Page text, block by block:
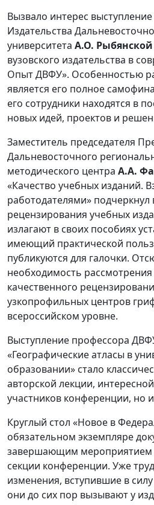
Вызвало интерес
Издательства
университета А.О. Рыбянской
вузовского издательства в
Опыт ДВФУ». Особенностью
является его полное
его сотрудники находятся в
новых идей, проектов и
Заместитель председателя
Дальневосточного
методического центра А.А.
«Качество учебных изданий.
работодателями» подчеркнул
рецензирования учебных
излагают в своих пособиях
имеющий практической
публикуются для галочки.
необходимость
качественного
узкопрофильных центров
всероссийском уровне.
Выступление профессора
«Географические атласы в
образовании» стало
авторской лекции,
участников конференции, но
Круглый стол «Новое в
обязательном экземпляре
завершающим мероприятием
секции конференции. Уже
изменения, вступившие в
они до сих пор вызывают у